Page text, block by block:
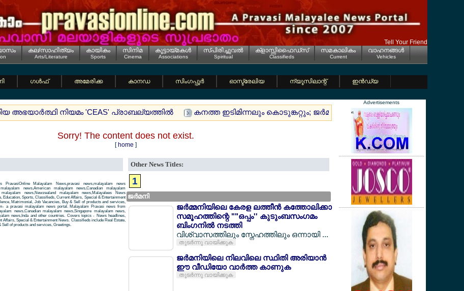
Tell Your Friend
കല/സാഹിത്യം
Arts/Literature
കായികം
Sports
സിനിമ
Cinema
കൂട്ടായ്മകള്‍
Associations
സ്പിരിച്ചുവല്‍
Spiritual
ക്ളാസ്സിഫൈഡ്സ്
Classifieds
സമകാലികം
Current
വാഹനങ്ങള്‍
Vehicles
ഗള്‍ഫ് അമേരിക്ക കാനഡ സിംഗപ്പൂര്‍ ഓസ്ട്രേലിയ ന്യൂസിലാന്റ്
ഇന്‍ഡ്യ
അഭയാര്‍ത്ഥി നിയമം 'CEAS' പ്രാബല്യത്തില്‍ കനത്ത ഇടിമിന്നലും കൊടുങ്കറ്റും; ജര്‍മ്മനിയിലെ പ്രശസ്തമായ
Sorry! The content does not exist.
[ home ]
PravasiOnline Malayalam News,pravasi news,malayalam news
news,American malayalam news,Canadian malayalam
news,Newzealand malayalam news,Malayalees News
Sports, Classifieds, Current Affairs, Special & Entertainment
Matrimonial, Job Vacancies, Buy & Sell of products and services,
a pravasi malayalam news portal. Malayalam Pravasi news from
news,Canadian malayalam news,Singapore malayalam news,
news,Inda and other countries. Covers topics - News headlines,
Affairs, Special & Entertainment News. Classifieds include Real Estate,
Sell of products and services, Greetings.
Other News Titles:
1
ജര്‍മനി
ജര്‍മ്മനിയിലെ കേരള ലത്തീന്‍ കത്തോലിക്കാ
സമൂഹത്തിന്റെ ""ഒപ്പം'' കുടുംബസംഗമം
ബിംഗനില്‍ നടത്തി
വിശ്വാസത്തിലും സ്നേഹത്തിലും ഒന്നായി ...
തുടര്‍ന്നു വായിക്കുക
ജര്‍മനിയിലെ നിലവിലെ സ്ഥിതി അരിയാന്‍
ഈ വീഡിയോ വാര്‍ത്ത കാണുക
തുടര്‍ന്നു വായിക്കുക
Advertisements